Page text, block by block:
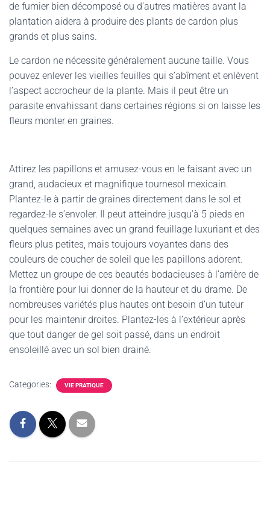
de fumier bien décomposé ou d’autres matières avant la
plantation aidera à produire des plants de cardon plus
grands et plus sains.
Le cardon ne nécessite généralement aucune taille. Vous
pouvez enlever les vieilles feuilles qui s’abîment et enlèvent
l’aspect accrocheur de la plante. Mais il peut être un
parasite envahissant dans certaines régions si on laisse les
fleurs monter en graines.
Attirez les papillons et amusez-vous en le faisant avec un
grand, audacieux et magnifique tournesol mexicain.
Plantez-le à partir de graines directement dans le sol et
regardez-le s’envoler. Il peut atteindre jusqu’à 5 pieds en
quelques semaines avec un grand feuillage luxuriant et des
fleurs plus petites, mais toujours voyantes dans des
couleurs de coucher de soleil que les papillons adorent.
Mettez un groupe de ces beautés bodacieuses à l’arrière de
la frontière pour lui donner de la hauteur et du drame. De
nombreuses variétés plus hautes ont besoin d’un tuteur
pour les maintenir droites. Plantez-les à l’extérieur après
que tout danger de gel soit passé, dans un endroit
ensoleillé avec un sol bien drainé.
Categories: VIE PRATIQUE